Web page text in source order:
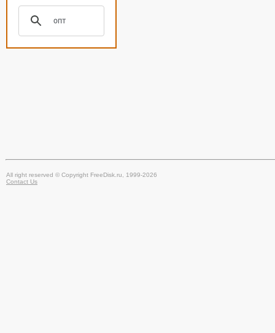
All right reserved © Copyright FreeDisk.ru, 1999-2026
Contact Us